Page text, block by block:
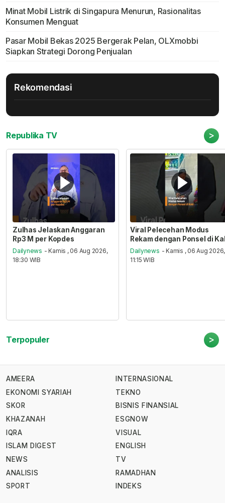
Minat Mobil Listrik di Singapura Menurun, Rasionalitas
Konsumen Menguat
Pasar Mobil Bekas 2025 Bergerak Pelan, OLXmobbi
Siapkan Strategi Dorong Penjualan
Rekomendasi
Republika TV >
Zulhas Jelaskan Anggaran
Rp3 M per Kopdes
Dailynews - Kamis , 06 Aug 2026,
18:30 WIB
Viral Pelecehan Modus
Rekam dengan Ponsel di
Dailynews - Kamis , 06 Aug 2026,
11:15 WIB
Terpopuler >
AMEERA
EKONOMI SYARIAH
SKOR
KHAZANAH
IQRA
ISLAM DIGEST
NEWS
ANALISIS
SPORT
INTERNASIONAL
TEKNO
BISNIS FINANSIAL
ESGNOW
VISUAL
ENGLISH
TV
RAMADHAN
INDEKS